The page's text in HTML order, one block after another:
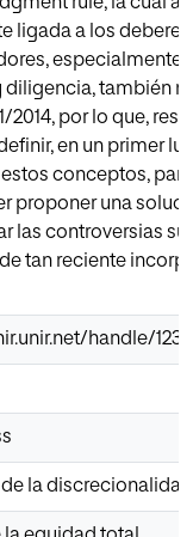
ligada a los
especialmente,
diligencia, también
2014, por lo que,
en un primer
conceptos,
proponer una
las controversias
tan reciente
handle/
la